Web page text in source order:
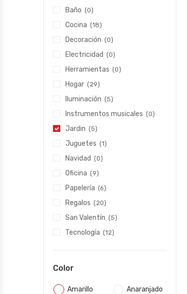
Baño (0)
Cocina (18)
Decoración (0)
Electricidad (0)
Herramientas (0)
Hogar (29)
Iluminación (5)
Instrumentos musicales (0)
Jardin (5)
Juguetes (1)
Navidad (0)
Oficina (9)
Papelería (6)
Regalos (20)
San Valentín (5)
Tecnología (12)
Color
Amarillo
Anaranjado